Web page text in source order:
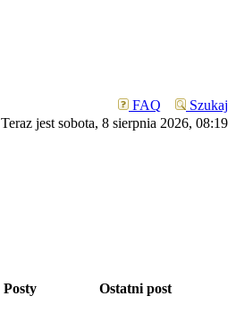
FAQ
Szukaj
Teraz jest sobota, 8 sierpnia 2026, 08:19
Posty Ostatni post